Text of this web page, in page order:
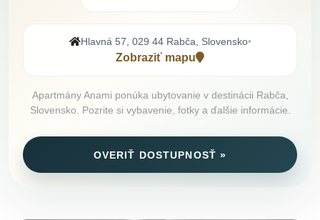
Hlavná 57, 029 44 Rabča, Slovensko•
Zobraziť mapu
Apartmány Anami ponúka ubytovanie v destinácii Rabča,
Slovensko. Pozrite si vybavenie, fotky a ďalšie informácie.
OVERIŤ DOSTUPNOSŤ »